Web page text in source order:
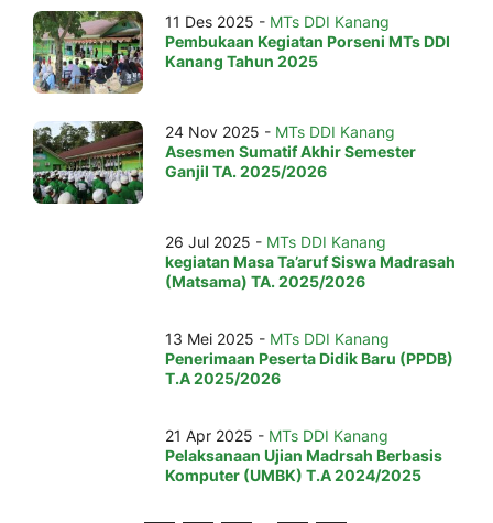
11 Des 2025 - MTs DDI Kanang
Pembukaan Kegiatan Porseni MTs DDI
Kanang Tahun 2025
24 Nov 2025 - MTs DDI Kanang
Asesmen Sumatif Akhir Semester
Ganjil TA. 2025/2026
26 Jul 2025 - MTs DDI Kanang
kegiatan Masa Ta’aruf Siswa Madrasah
(Matsama) TA. 2025/2026
13 Mei 2025 - MTs DDI Kanang
Penerimaan Peserta Didik Baru (PPDB)
T.A 2025/2026
21 Apr 2025 - MTs DDI Kanang
Pelaksanaan Ujian Madrsah Berbasis
Komputer (UMBK) T.A 2024/2025